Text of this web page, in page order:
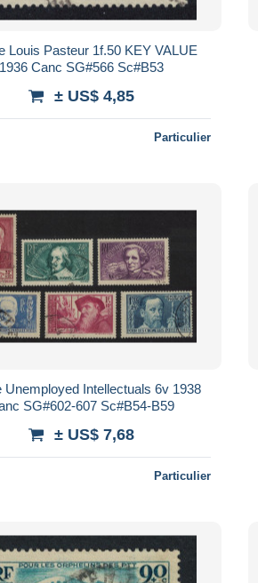
Louis Pasteur 1f.50 KEY VALUE
1936 Canc SG#566 Sc#B53
± US$ 4,85
Particulier
Unemployed Intellectuals 6v 1938
SG#602-607 Sc#B54-B59
± US$ 7,68
Particulier